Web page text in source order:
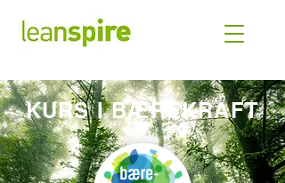
Miljøfyrtårn
KURS I BÆREKRAFT